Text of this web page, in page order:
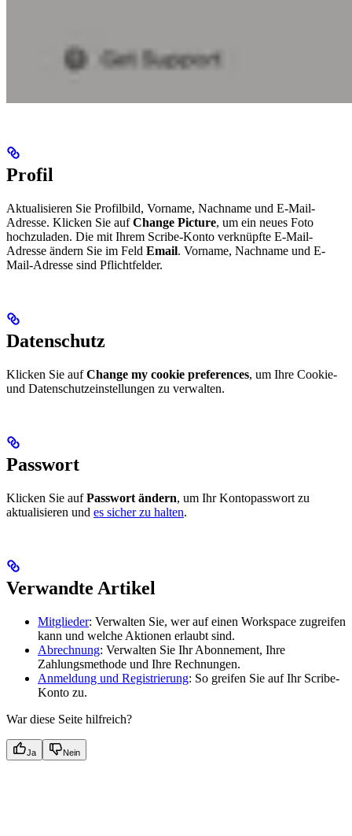
Profil
Aktualisieren Sie Profilbild, Vorname, Nachname und E-Mail-
Adresse. Klicken Sie aufChange Picture, um ein neues Foto
hochzuladen. Die mit Ihrem Scribe-Konto verknüpfte E-Mail-
Adresse ändern Sie im Feld Email. Vorname, Nachname und E-
Mail-Adresse sind Pflichtfelder.
Datenschutz
Klicken Sie aufChange my cookie preferences, um Ihre Cookie-
und Datenschutzeinstellungen zu verwalten.
Passwort
Klicken Sie aufPasswort ändern, um Ihr Kontopasswort zu
aktualisieren und es sicher zu halten.
Verwandte Artikel
Mitglieder: Verwalten Sie, wer auf einen Workspace zugreifen
kann und welche Aktionen erlaubt sind.
Abrechnung: Verwalten Sie Ihr Abonnement, Ihre
Zahlungsmethode und Ihre Rechnungen.
Anmeldung und Registrierung: So greifen Sie auf Ihr Scribe-
Konto zu.
War diese Seite hilfreich?
Ja Nein